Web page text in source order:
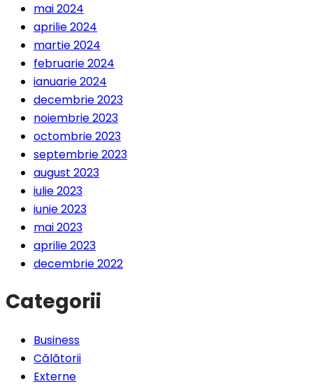
mai 2024
aprilie 2024
martie 2024
februarie 2024
ianuarie 2024
decembrie 2023
noiembrie 2023
octombrie 2023
septembrie 2023
august 2023
iulie 2023
iunie 2023
mai 2023
aprilie 2023
decembrie 2022
Categorii
Business
Călătorii
Externe